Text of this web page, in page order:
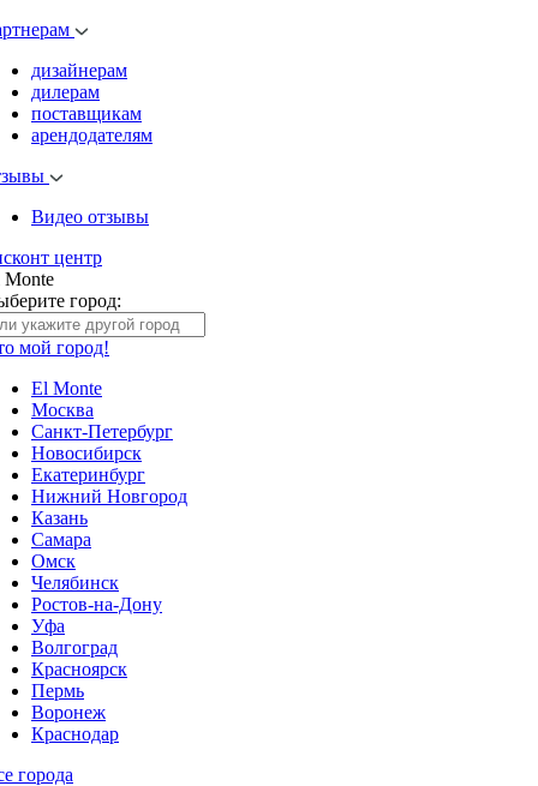
дизайнерам
дилерам
поставщикам
арендодателям
Видео отзывы
центр
Monte
город:
мой город!
El Monte
Москва
Санкт-Петербург
Новосибирск
Екатеринбург
Нижний Новгород
Казань
Самара
Омск
Челябинск
Ростов-на-Дону
Уфа
Волгоград
Красноярск
Пермь
Воронеж
Краснодар
города